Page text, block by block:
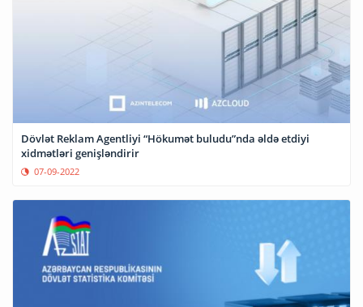
Dövlət Reklam Agentliyi “Hökumət buludu”nda əldə etdiyi
xidmətləri genişləndirir
07-09-2022